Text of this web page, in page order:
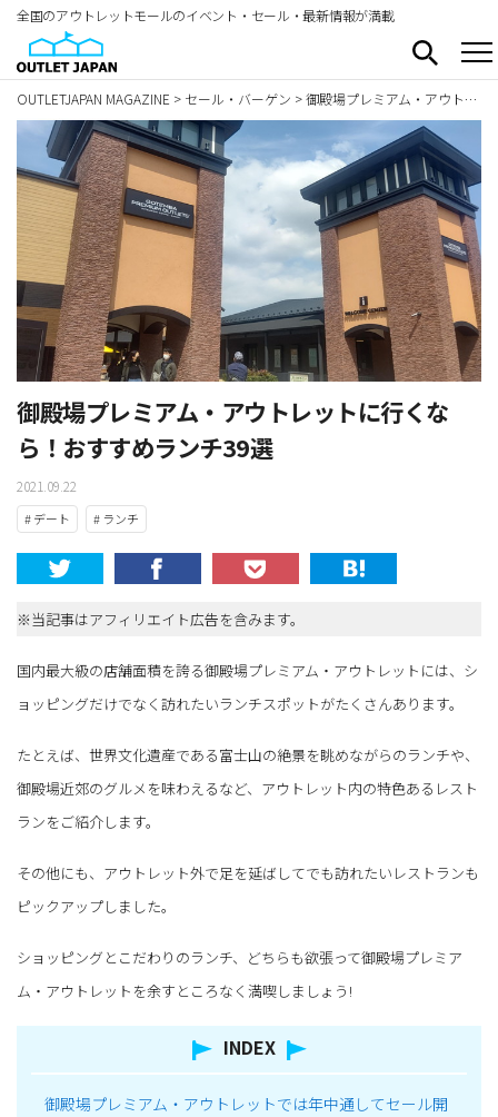
全国のアウトレットモールのイベント・セール・最新情報が満載
OUTLETJAPAN MAGAZINE > セール・バーゲン >御殿場プレミアム・アウトレットに行くなら！おすすめランチ39選
御殿場プレミアム・アウトレットに行くな
ら！おすすめランチ39選
2021.09.22
# デート # ランチ
※当記事はアフィリエイト広告を含みます。
国内最大級の店舗面積を誇る御殿場プレミアム・アウトレットには、シ
ョッピングだけでなく訪れたいランチスポットがたくさんあります。
たとえば、世界文化遺産である富士山の絶景を眺めながらのランチや、
御殿場近郊のグルメを味わえるなど、アウトレット内の特色あるレスト
ランをご紹介します。
その他にも、アウトレット外で足を延ばしてでも訪れたいレストランも
ピックアップしました。
ショッピングとこだわりのランチ、どちらも欲張って御殿場プレミア
ム・アウトレットを余すところなく満喫しましょう!
INDEX
御殿場プレミアム・アウトレットでは年中通してセール開